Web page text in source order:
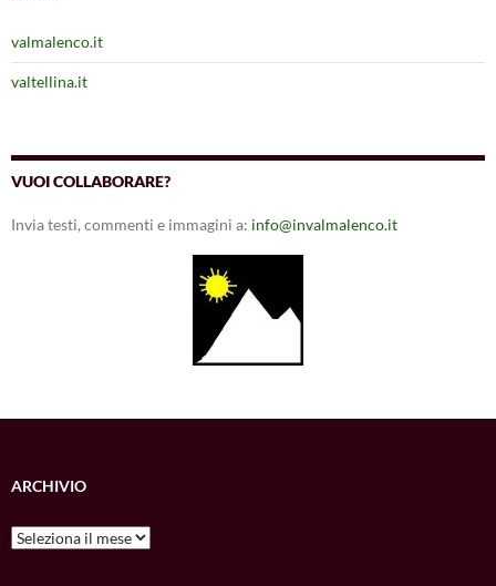
valmalenco.it
valtellina.it
VUOI COLLABORARE?
Invia testi, commenti e immagini a: info@invalmalenco.it
ARCHIVIO
Archivio